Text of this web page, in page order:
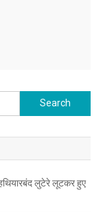
Search for:
लुटेरे लूटकर हुए